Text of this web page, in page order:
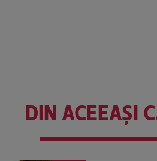
DIN ACEEAȘI